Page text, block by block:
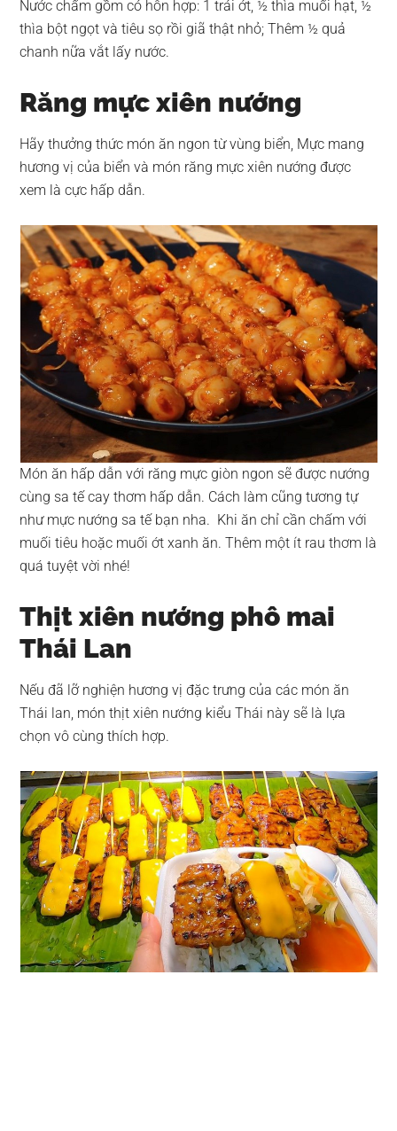
Nước chấm gồm có hỗn hợp: 1 trái ớt, ½ thìa muối hạt, ½
thìa bột ngọt và tiêu sọ rồi giã thật nhỏ; Thêm ½ quả
chanh nữa vắt lấy nước.
Răng mực xiên nướng
Hãy thưởng thức món ăn ngon từ vùng biển, Mực mang
hương vị của biển và món răng mực xiên nướng được
xem là cực hấp dẫn.
Món ăn hấp dẫn với răng mực giòn ngon sẽ được nướng
cùng sa tế cay thơm hấp dẫn. Cách làm cũng tương tự
như mực nướng sa tế bạn nha. Khi ăn chỉ cần chấm với
muối tiêu hoặc muối ớt xanh ăn. Thêm một ít rau thơm là
quá tuyệt vời nhé!
Thịt xiên nướng phô mai
Thái Lan
Nếu đã lỡ nghiện hương vị đặc trưng của các món ăn
Thái lan, món thịt xiên nướng kiểu Thái này sẽ là lựa
chọn vô cùng thích hợp.